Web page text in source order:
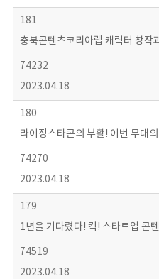
181
충북콘텐츠코리아랩 캐릭터 창작
74232
2023.04.18
180
라이징스타콘의 부활! 이번 무대
74270
2023.04.18
179
1년을 기다렸다! 킥! 스타트업 콘
74519
2023.04.18